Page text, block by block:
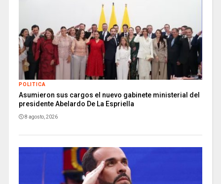
POLITICA
Asumieron sus cargos el nuevo gabinete ministerial del
presidente Abelardo De La Espriella
8 agosto, 2026